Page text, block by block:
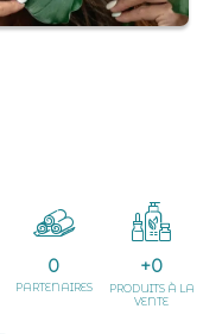
PARTENAIRES
0
PRODUITS À LA
VENTE
+0